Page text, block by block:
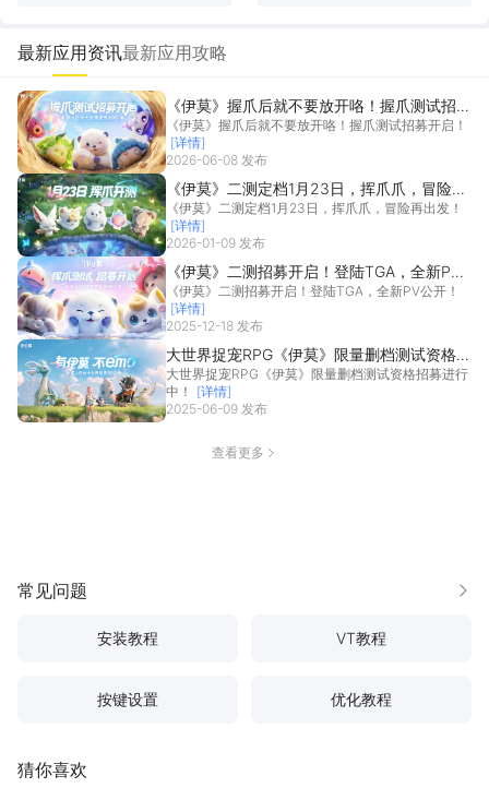
最新应用资讯最新应用攻略
《伊莫》握爪后就不要放开咯！握爪测试招募
开启！
《伊莫》握爪后就不要放开咯！握爪测试招募开启！
[详情]
2026-06-08 发布
《伊莫》二测定档1月23日，挥爪爪，冒险再
出发！
《伊莫》二测定档1月23日，挥爪爪，冒险再出发！
[详情]
2026-01-09 发布
《伊莫》二测招募开启！登陆TGA，全新PV
公开！
《伊莫》二测招募开启！登陆TGA，全新PV公开！
[详情]
2025-12-18 发布
大世界捉宠RPG《伊莫》限量删档测试资格招
募进行中！
大世界捉宠RPG《伊莫》限量删档测试资格招募进行
中！
[详情]
2025-06-09 发布
查看更多
常见问题 更多
安装教程 VT教程
按键设置 优化教程
猜你喜欢